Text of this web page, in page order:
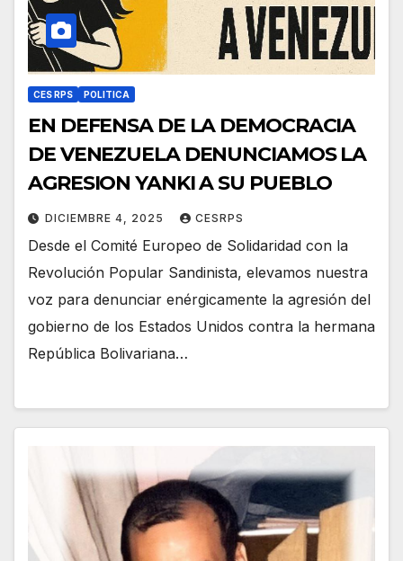
CES RPS POLITICA
EN DEFENSA DE LA DEMOCRACIA
DE VENEZUELA DENUNCIAMOS LA
AGRESION YANKI A SU PUEBLO
DICIEMBRE 4, 2025 CESRPS
Desde el Comité Europeo de Solidaridad con la
Revolución Popular Sandinista, elevamos nuestra
voz para denunciar enérgicamente la agresión del
gobierno de los Estados Unidos contra la hermana
República Bolivariana…